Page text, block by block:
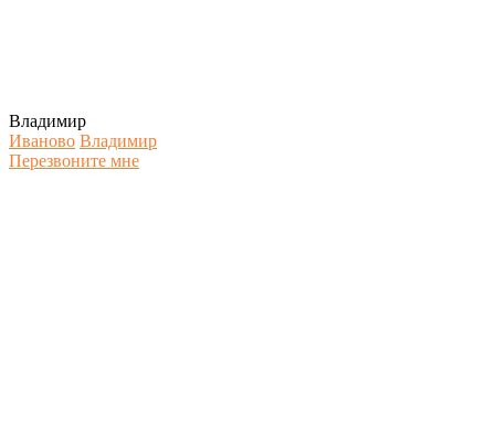
Владимир
Иваново Владимир
Перезвоните мне